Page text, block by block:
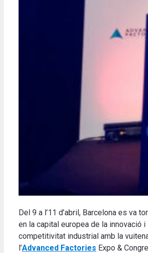
Del 9 a l’11 d’abril, Barcelona es va
en la capital europea de la innovació i
competitivitat industrial amb la
l’Advanced Factories Expo &